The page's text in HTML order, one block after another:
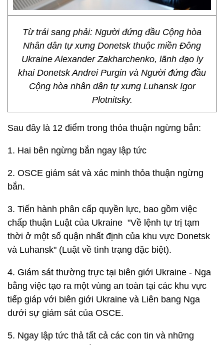
Từ trái sang phải: Người đứng đầu Cộng hòa
Nhân dân tự xưng Donetsk thuộc miền Đông
Ukraine Alexander Zakharchenko, lãnh đạo ly
khai Donetsk Andrei Purgin và Người đứng đầu
Cộng hòa nhân dân tự xưng Luhansk Igor
Plotnitsky.
Sau đây là 12 điểm trong thỏa thuận ngừng bắn:
1. Hai bên ngừng bắn ngay lập tức
2. OSCE giám sát và xác minh thỏa thuận ngừng
bắn.
3. Tiến hành phân cấp quyền lực, bao gồm việc
chấp thuận Luật của Ukraine "Về lệnh tự trị tạm
thời ở một số quận nhất định của khu vực Donetsk
và Luhansk" (Luật về tình trạng đặc biệt).
4. Giám sát thường trực tại biên giới Ukraine - Nga
bằng việc tạo ra một vùng an toàn tại các khu vực
tiếp giáp với biên giới Ukraine và Liên bang Nga
dưới sự giám sát của OSCE.
5. Ngay lập tức thả tất cả các con tin và những